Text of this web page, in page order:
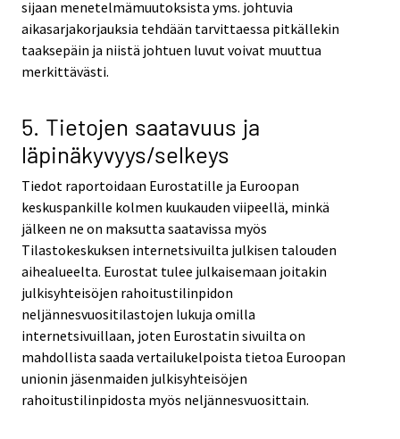
sijaan menetelmämuutoksista yms. johtuvia
aikasarjakorjauksia tehdään tarvittaessa pitkällekin
taaksepäin ja niistä johtuen luvut voivat muuttua
merkittävästi.
5. Tietojen saatavuus ja
läpinäkyvyys/selkeys
Tiedot raportoidaan Eurostatille ja Euroopan
keskuspankille kolmen kuukauden viipeellä, minkä
jälkeen ne on maksutta saatavissa myös
Tilastokeskuksen internetsivuilta julkisen talouden
aihealueelta. Eurostat tulee julkaisemaan joitakin
julkisyhteisöjen rahoitustilinpidon
neljännesvuositilastojen lukuja omilla
internetsivuillaan, joten Eurostatin sivuilta on
mahdollista saada vertailukelpoista tietoa Euroopan
unionin jäsenmaiden julkisyhteisöjen
rahoitustilinpidosta myös neljännesvuosittain.